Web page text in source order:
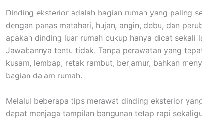
Dinding eksterior adalah bagian rumah yang paling
dengan panas matahari, hujan, angin, debu, dan
apakah dinding luar rumah cukup hanya dicat sekali
Jawabannya tentu tidak. Tanpa perawatan yang
kusam, lembap, retak rambut, berjamur, bahkan
bagian dalam rumah.
Melalui beberapa tips merawat dinding eksterior
dapat menjaga tampilan bangunan tetap rapi